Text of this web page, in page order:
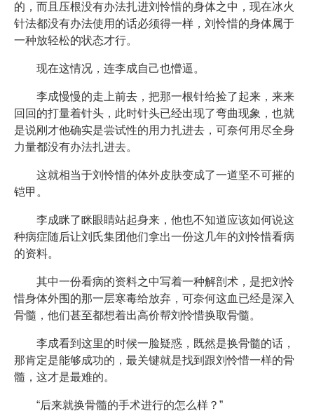
的，而且压根没有办法扎进刘怜惜的身体之中，现在冰火
针法都没有办法使用的话必须得一样，刘怜惜的身体属于
一种放轻松的状态才行。
现在这情况，连李成自己也懵逼。
李成慢慢的走上前去，把那一根针给捡了起来，来来
回回的打量着针头，此时针头已经出现了弯曲现象，也就
是说刚才他确实是尝试性的用力扎进去，可奈何用尽全身
力量都没有办法扎进去。
这就相当于刘怜惜的体外皮肤变成了一道坚不可摧的
铠甲。
李成眯了眯眼睛站起身来，他也不知道应该如何说这
种病症随后让刘氏集团他们拿出一份这几年的刘怜惜看病
的资料。
其中一份看病的资料之中写着一种解剖术，是把刘怜
惜身体外围的那一层寒毒给放弃，可奈何这血已经是深入
骨髓，他们甚至都想着出高价帮刘怜惜换取骨髓。
李成看到这里的时候一脸疑惑，既然是换骨髓的话，
那肯定是能够成功的，最关键就是找到跟刘怜惜一样的骨
髓，这才是最难的。
“后来就换骨髓的手术进行的怎么样？”